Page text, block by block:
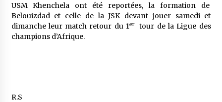
USM Khenchela ont été reportées, la formation de
Belouizdad et celle de la JSK devant jouer samedi et
dimanche leur match retour du 1ertour de la Ligue des
champions d’Afrique.
R.S